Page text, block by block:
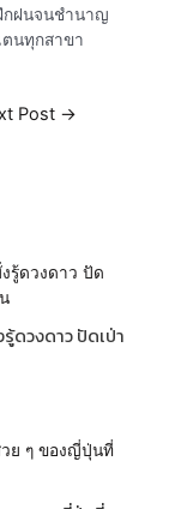
กฝนจนชำนาญ
นทุกสาขา
Post →
ดวงดาว ปัดเป่า